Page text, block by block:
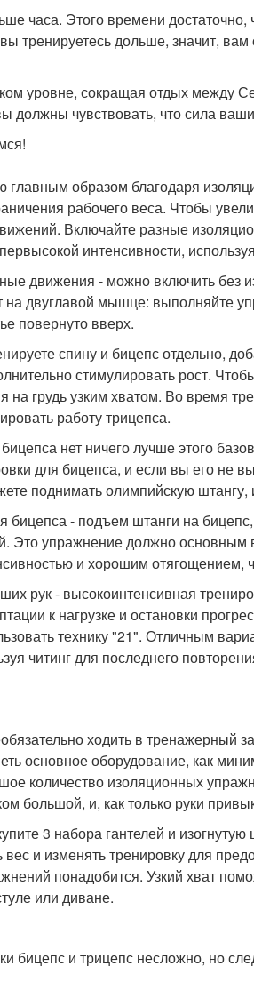
часа. Этого времени
тренируетесь дольше, значит,
уровне, сокращая отдых между
должны чувствовать, что сила
образом благодаря
рабочего веса. Чтобы
Включайте разные
интенсивности,
движения - можно включить без
на двуглавой мышце: выполняйте
повернуто вверх.
спину и бицепс отдельно,
стимулировать рост.
грудь узким хватом. Во время
работу трицепса.
нет ничего лучше этого
для бицепса, и если вы его не
поднимать олимпийскую штангу,
бицепса - подъем штанги на
Это упражнение должно
и хорошим отягощением,
рук - высокоинтенсивная
к нагрузке и остановки
технику "21". Отличным
читинг для последнего
ходить в тренажерный
основное оборудование, как
количество изоляционных
большой, и, как только руки
3 набора гантелей и
вес и изменять тренировку для
понадобится. Узкий хват
или диване.
бицепс и трицепс несложно, но